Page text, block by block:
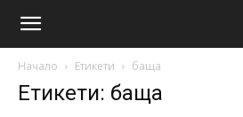
Начало Етикети баща
Етикети: баща